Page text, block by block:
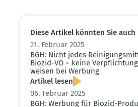
Diese Artikel könnten Sie
21. Februar 2025
BGH: Nicht jedes
Biozid-VO = keine
weisen bei Werbung
Artikel lesen
06. Februar 2025
BGH: Werbung für Biozid-